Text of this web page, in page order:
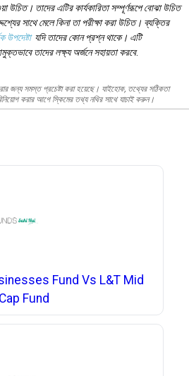
উচিত। তাদের এটির কার্যকারিতা সম্পূর্ণরূপে বোঝা উচিত
সাথে মেলে কিনা তা পরীক্ষা করা উচিত। ব্যক্তির
উপদেষ্টা যদি তাদের কোন প্রশ্ন থাকে। এটি
তাদের লক্ষ্য অর্জনে সহায়তা করবে.
জন্য সমস্ত প্রচেষ্টা করা হয়েছে। যাইহোক, তথ্যের সঠিকতা
করার আগে স্কিমের তথ্য নথির সাথে যাচাই করুন।
Fund Vs L&T Mid
Cap Fund